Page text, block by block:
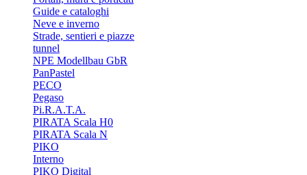
Guide e cataloghi
Neve e inverno
Strade, sentieri e piazze
tunnel
NPE Modellbau GbR
PanPastel
PECO
Pegaso
Pi.R.A.T.A.
PIRATA Scala H0
PIRATA Scala N
PIKO
Interno
PIKO Digital